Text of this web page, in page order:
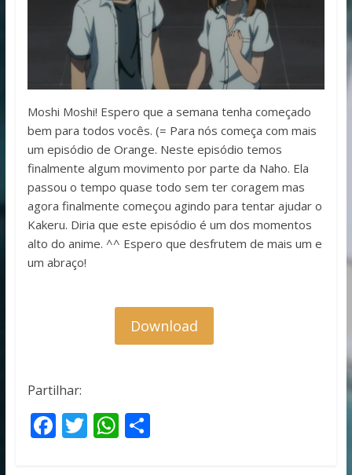
Moshi Moshi! Espero que a semana tenha começado
bem para todos vocês. (= Para nós começa com mais
um episódio de Orange. Neste episódio temos
finalmente algum movimento por parte da Naho. Ela
passou o tempo quase todo sem ter coragem mas
agora finalmente começou agindo para tentar ajudar o
Kakeru. Diria que este episódio é um dos momentos
alto do anime. ^^ Espero que desfrutem de mais um e
um abraço!
Download
Partilhar:
F T W S